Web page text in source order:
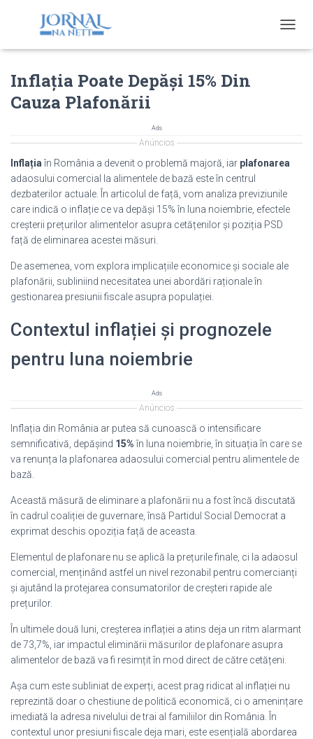
O
V
G
I
Inflația Poate Depăși 15% Din
Cauza Plafonării
Ads
Anúncios
Inflația în România a devenit o problemă majoră, iar plafonarea
adaosului comercial la alimentele de bază este în centrul
dezbaterilor actuale. În articolul de față, vom analiza previziunile
care indică o inflație ce va depăși 15% în luna noiembrie, efectele
creșterii prețurilor alimentelor asupra cetățenilor și poziția PSD
față de eliminarea acestei măsuri.
De asemenea, vom explora implicațiile economice și sociale ale
plafonării, subliniind necesitatea unei abordări raționale în
gestionarea presiunii fiscale asupra populației.
Contextul inflației și prognozele
pentru luna noiembrie
Ads
Anúncios
Inflația din România ar putea să cunoască o intensificare
semnificativă, depășind 15% în luna noiembrie, în situația în care se
va renunța la plafonarea adaosului comercial pentru alimentele de
bază.
Această măsură de eliminare a plafonării nu a fost încă discutată
în cadrul coaliției de guvernare, însă Partidul Social Democrat a
exprimat deschis opoziția față de aceasta.
Elementul de plafonare nu se aplică la prețurile finale, ci la adaosul
comercial, menținând astfel un nivel rezonabil pentru comercianți
și ajutând la protejarea consumatorilor de creșteri rapide ale
prețurilor.
În ultimele două luni, creșterea inflației a atins deja un ritm alarmant
de 73,7%, iar impactul eliminării măsurilor de plafonare asupra
alimentelor de bază va fi resimțit în mod direct de către cetățeni.
Așa cum este subliniat de experți, acest prag ridicat al inflației nu
reprezintă doar o chestiune de politică economică, ci o amenințare
imediată la adresa nivelului de trai al familiilor din România. În
contextul unor presiuni fiscale deja mari, este esențială abordarea